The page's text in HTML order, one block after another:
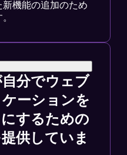
機能の追加のため
分でウェブ
ーションを
するための
供していま